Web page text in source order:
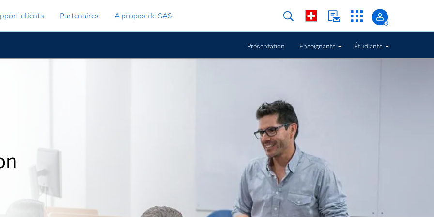
clients Partenaires A propos de SAS
Présentation Enseignants Étudiants